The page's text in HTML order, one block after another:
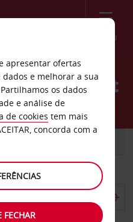
Menu
Gulfport
apresentar ofertas
e melhorar a sua
os dados
e análise de
de cookies tem mais
concorda com a
FECHAR